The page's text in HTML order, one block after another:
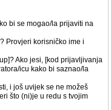
bi se mogao/la prijaviti na
Provjeri korisničko ime i
Ako jesi, [kod prijavljivanja
icu kako bi saznao/la
i još uvijek se ne možeš
što (ni)je u redu s tvojim